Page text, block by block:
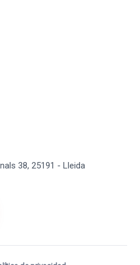
38, 25191 - Lleida